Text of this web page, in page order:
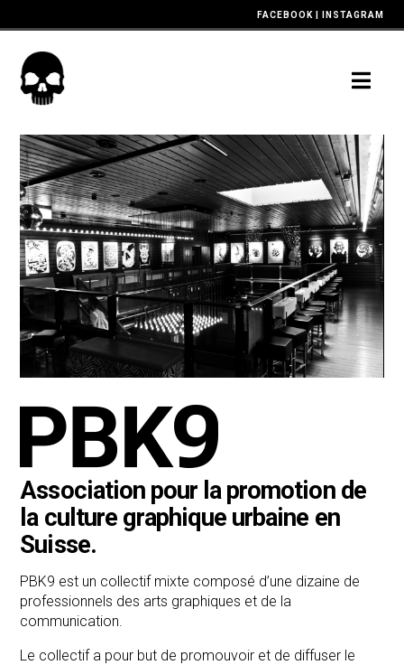
FACEBOOK| INSTAGRAM
Association pour la promotion de
la culture graphique urbaine en
Suisse.
PBK9 est un collectif mixte composé d’une dizaine de
professionnels des arts graphiques et de la
communication.
Le collectif a pour but de promouvoir et de diffuser le